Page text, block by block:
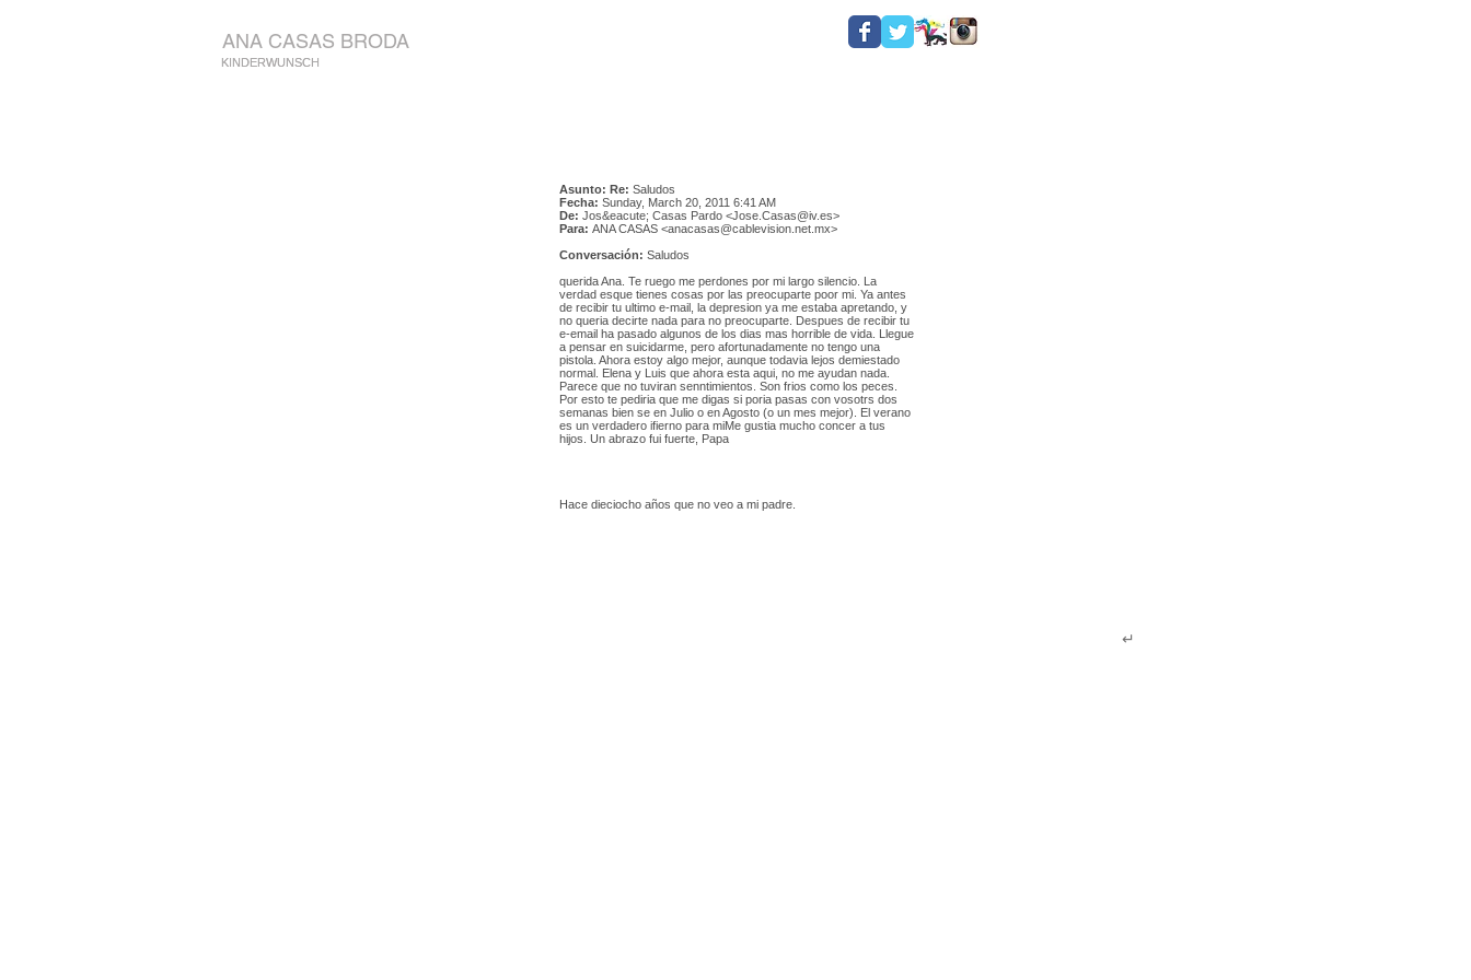
ANA CASAS BRODA
KINDERWUNSCH
KINDERWUNSCH
Asunto: Re: Saludos
Fecha: Sunday, March 20, 2011 6:41 AM
De: Jos&eacute; Casas Pardo <Jose.Casas@iv.es>
Para: ANA CASAS <anacasas@cablevision.net.mx>
Conversación: Saludos
querida Ana. Te ruego me perdones por mi largo silencio. La
verdad esque tienes cosas por las preocuparte poor mi. Ya antes
de recibir tu ultimo e-mail, la depresion ya me estaba apretando, y
no queria decirte nada para no preocuparte. Despues de recibir tu
e-email ha pasado algunos de los dias mas horrible de vida. Llegue
a pensar en suicidarme, pero afortunadamente no tengo una
pistola. Ahora estoy algo mejor, aunque todavia lejos demiestado
normal. Elena y Luis que ahora esta aqui, no me ayudan nada.
Parece que no tuviran senntimientos. Son frios como los peces.
Por esto te pediria que me digas si poria pasas con vosotrs dos
semanas bien se en Julio o en Agosto (o un mes mejor). El verano
es un verdadero ifierno para miMe gustia mucho concer a tus
hijos. Un abrazo fui fuerte, Papa
Hace dieciocho años que no veo a mi padre.
↵